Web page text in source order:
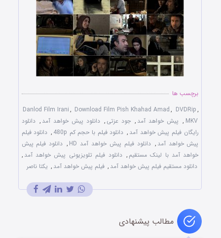
برچسب ها
Danlod Film Irani, Download Film Pish Khahad Amad, DVDRip,
MKV
, پیش خواهد آمد , جود عزتی , دانلود پیش خواهد آمد , دانلود
رایگان فیلم پیش خواهد آمد , دانلود فیلم با حجم کم 480p , دانلود فیلم
پیش خواهد آمد , دانلود فیلم پیش خواهد آمد HD , دانلود فیلم پیش
خواهد آمد با لینک مستقیم , دانلود فیلم تلویزیونی پیش خواهد آمد ,
دانلود مستقیم فیلم پیش خواهد آمد , فیلم پیش خواهد آمد , یکتا ناصر
مطالب پیشنهادی